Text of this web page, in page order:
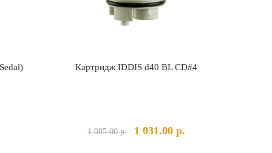
Картридж IDDIS d40 BL CD#4
1 085.00р.
Первоначальная
1 031.00р.